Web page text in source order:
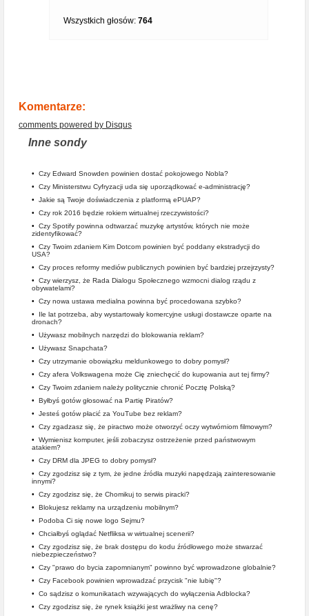
Wszystkich głosów: 764
Komentarze:
comments powered by Disqus
Inne sondy
• Czy Edward Snowden powinien dostać pokojowego Nobla?
• Czy Ministerstwu Cyfryzacji uda się uporządkować e-administrację?
• Jakie są Twoje doświadczenia z platformą ePUAP?
• Czy rok 2016 będzie rokiem wirtualnej rzeczywistości?
• Czy Spotify powinna odtwarzać muzykę artystów, których nie może
zidentyfikować?
• Czy Twoim zdaniem Kim Dotcom powinien być poddany ekstradycji do
USA?
• Czy proces reformy mediów publicznych powinien być bardziej przejrzysty?
• Czy wierzysz, że Rada Dialogu Społecznego wzmocni dialog rządu z
obywatelami?
• Czy nowa ustawa medialna powinna być procedowana szybko?
• Ile lat potrzeba, aby wystartowały komercyjne usługi dostawcze oparte na
dronach?
• Używasz mobilnych narzędzi do blokowania reklam?
• Używasz Snapchata?
• Czy utrzymanie obowiązku meldunkowego to dobry pomysł?
• Czy afera Volkswagena może Cię zniechęcić do kupowania aut tej firmy?
• Czy Twoim zdaniem należy politycznie chronić Pocztę Polską?
• Byłbyś gotów głosować na Partię Piratów?
• Jesteś gotów płacić za YouTube bez reklam?
• Czy zgadzasz się, że piractwo może otworzyć oczy wytwórniom filmowym?
• Wymienisz komputer, jeśli zobaczysz ostrzeżenie przed państwowym
atakiem?
• Czy DRM dla JPEG to dobry pomysł?
• Czy zgodzisz się z tym, że jedne źródła muzyki napędzają zainteresowanie
innymi?
• Czy zgodzisz się, że Chomikuj to serwis piracki?
• Blokujesz reklamy na urządzeniu mobilnym?
• Podoba Ci się nowe logo Sejmu?
• Chciałbyś oglądać Netfliksa w wirtualnej scenerii?
• Czy zgodzisz się, że brak dostępu do kodu źródłowego może stwarzać
niebezpieczeństwo?
• Czy "prawo do bycia zapomnianym" powinno być wprowadzone globalnie?
• Czy Facebook powinien wprowadzać przycisk "nie lubię"?
• Co sądzisz o komunikatach wzywających do wyłączenia Adblocka?
• Czy zgodzisz się, że rynek książki jest wrażliwy na cenę?